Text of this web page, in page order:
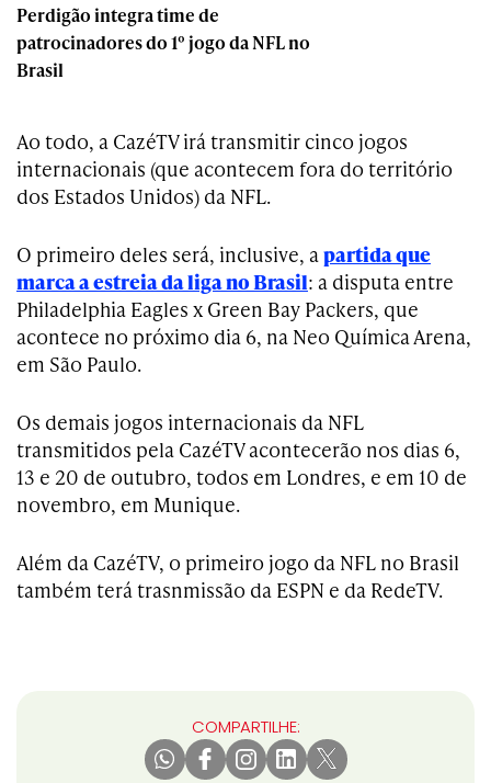
Perdigão integra time de
patrocinadores do 1º jogo da NFL no
Brasil
Ao todo, a CazéTV irá transmitir cinco jogos
internacionais (que acontecem fora do território
dos Estados Unidos) da NFL.
O primeiro deles será, inclusive, a partida que
marca a estreia da liga no Brasil: a disputa entre
Philadelphia Eagles x Green Bay Packers, que
acontece no próximo dia 6, na Neo Química Arena,
em São Paulo.
Os demais jogos internacionais da NFL
transmitidos pela CazéTV acontecerão nos dias 6,
13 e 20 de outubro, todos em Londres, e em 10 de
novembro, em Munique.
Além da CazéTV, o primeiro jogo da NFL no Brasil
também terá trasnmissão da ESPN e da RedeTV.
COMPARTILHE: